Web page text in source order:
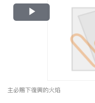
Play
Video
主必賜下復興的火焰